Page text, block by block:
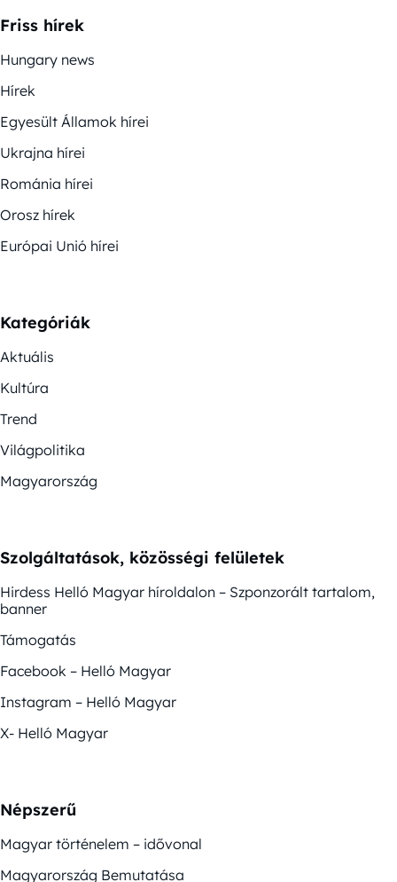
Friss hírek
Hungary news
Hírek
Egyesült Államok hírei
Ukrajna hírei
Románia hírei
Orosz hírek
Európai Unió hírei
Kategóriák
Aktuális
Kultúra
Trend
Világpolitika
Magyarország
Szolgáltatások, közösségi felületek
Hirdess Helló Magyar híroldalon – Szponzorált tartalom,
banner
Támogatás
Facebook – Helló Magyar
Instagram – Helló Magyar
X- Helló Magyar
Népszerű
Magyar történelem – idővonal
Magyarország Bemutatása